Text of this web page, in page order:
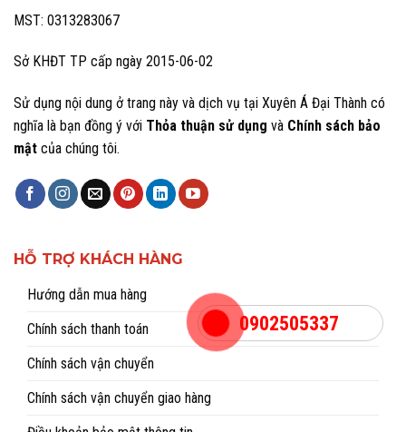
0902505337
MST: 0313283067
Sở KHĐT TP cấp ngày 2015-06-02
Sử dụng nội dung ở trang này và dịch vụ tại Xuyên Á Đại Thành có
nghĩa là bạn đồng ý với Thỏa thuận sử dụng và Chính sách bảo
mật của chúng tôi.
HỖ TRỢ KHÁCH HÀNG
Hướng dẫn mua hàng
Chính sách thanh toán
Chính sách vận chuyển
Chính sách vận chuyển giao hàng